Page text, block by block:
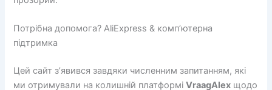
Потрібна допомога? AliExpress & комп’ютерна
підтримка
Цей сайт з’явився завдяки численним запитанням, які
ми отримували на колишній платформіVraagAlex щодо